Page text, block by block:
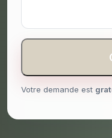
Votre demande est